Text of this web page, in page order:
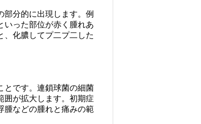
部分的に出現します。例
いった部位が赤く腫れあ
、化膿してプ二プ二した
とです。連鎖球菌の細菌
囲が拡大します。初期症
腫などの腫れと痛みの範